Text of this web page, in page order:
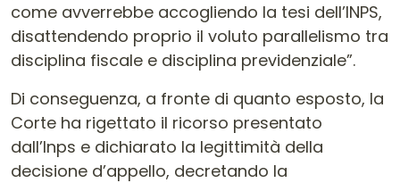
come avverrebbe accogliendo la tesi dell’INPS,
disattendendo proprio il voluto parallelismo tra
disciplina fiscale e disciplina previdenziale”.
Di conseguenza, a fronte di quanto esposto, la
Corte ha rigettato il ricorso presentato
dall’Inps e dichiarato la legittimità della
decisione d’appello, decretando la